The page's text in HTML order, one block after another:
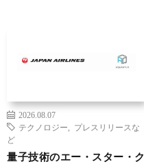
2026.08.07
テクノロジー
プレスリリースな
ど
量子技術のエー・スター・ク